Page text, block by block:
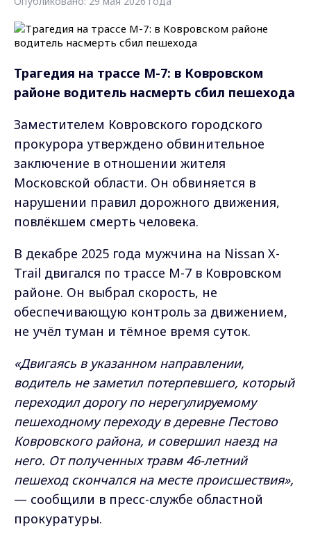
Трагедия на трассе М-7: в Ковровском
районе водитель насмерть сбил пешехода
Заместителем Ковровского городского
прокурора утверждено обвинительное
заключение в отношении жителя
Московской области. Он обвиняется в
нарушении правил дорожного движения,
повлёкшем смерть человека.
В декабре 2025 года мужчина на Nissan X-
Trail двигался по трассе М-7 в Ковровском
районе. Он выбрал скорость, не
обеспечивающую контроль за движением,
не учёл туман и тёмное время суток.
«Двигаясь в указанном направлении,
водитель не заметил потерпевшего, который
переходил дорогу по нерегулируемому
пешеходному переходу в деревне Пестово
Ковровского района, и совершил наезд на
него. От полученных травм 46-летний
пешеход скончался на месте происшествия»,
— сообщили в пресс-службе областной
прокуратуры.